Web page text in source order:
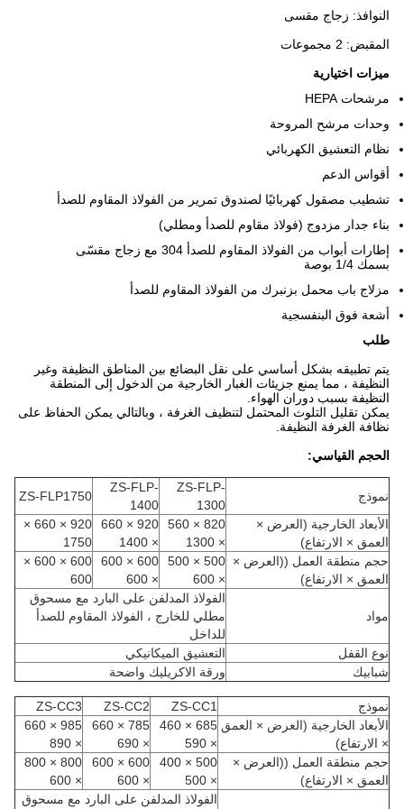
النوافذ: زجاج مقسى
المقبض: 2 مجموعات
ميزات اختيارية
مرشحات HEPA
وحدات مرشح المروحة
نظام التعشيق الكهربائي
أقواس الدعم
تشطيب مصقول كهربائيًا لصندوق تمرير من الفولاذ المقاوم للصدأ
بناء جدار مزدوج (فولاذ مقاوم للصدأ ومطلي)
إطارات أبواب من الفولاذ المقاوم للصدأ 304 مع زجاج مقسّى
بسمك 1/4 بوصة
مزلاج باب محمل بزنبرك من الفولاذ المقاوم للصدأ
أشعة فوق البنفسجية
طلب
يتم تطبيقه بشكل أساسي على نقل البضائع بين المناطق النظيفة وغير
النظيفة ، مما يمنع جزيئات الغبار الخارجية من الدخول إلى المنطقة
النظيفة بسبب دوران الهواء.
يمكن تقليل التلوث المحتمل لتنظيف الغرفة ، وبالتالي يمكن الحفاظ على
نظافة الغرفة النظيفة.
الحجم القياسي:
نموذج
ZS-FLP-
1300
ZS-FLP-
1400
ZS-FLP1750
الأبعاد الخارجية (العرض ×
العمق × الارتفاع)
820 × 560
× 1300
920 × 660
× 1400
920 × 660 ×
1750
حجم منطقة العمل ((العرض ×
العمق × الارتفاع)
500 × 500
× 600
600 × 600
× 600
600 × 600 ×
600
مواد
الفولاذ المدلفن على البارد مع مسحوق
مطلي للخارج ، الفولاذ المقاوم للصدأ
للداخل
نوع القفل
التعشيق الميكانيكي
شبابيك
ورقة الاكريليك واضحة
نموذج ZS-CC1
ZS-CC2
ZS-CC3
الأبعاد الخارجية (العرض × العمق
× الارتفاع)
685 × 460
× 590
785 × 660
× 690
985 × 660
× 890
حجم منطقة العمل ((العرض ×
العمق × الارتفاع)
500 × 400
× 500
600 × 600
× 600
800 × 800
× 600
الفولاذ المدلفن على البارد مع مسحوق